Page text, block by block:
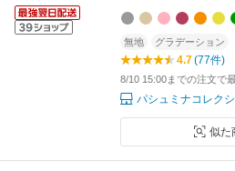
無地 グラデーション
4.7(77件)
8/10 15:00までの注文で
パシュミナコレク
似た